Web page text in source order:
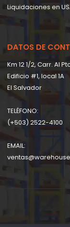
Liquidaciones en
DATOS DE
Km 12 1/2, Carr. Al
Edificio #1, local 1A
EI Salvador
TELÉFONO:
(+503) 2522-4100
EMAIL: